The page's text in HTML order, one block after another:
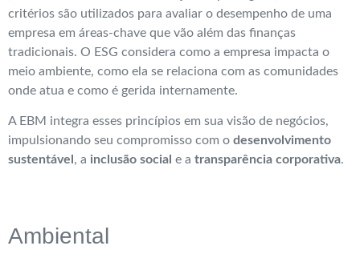
critérios são utilizados para avaliar o desempenho de uma
empresa em áreas-chave que vão além das finanças
tradicionais. O ESG considera como a empresa impacta o
meio ambiente, como ela se relaciona com as comunidades
onde atua e como é gerida internamente.
A EBM integra esses princípios em sua visão de negócios,
impulsionando seu compromisso com o desenvolvimento
sustentável , a inclusão social e a transparência corporativa.
Ambiental